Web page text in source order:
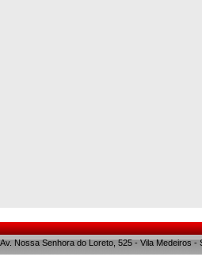
Av. Nossa Senhora do Loreto, 525 - Vila Medeiros -